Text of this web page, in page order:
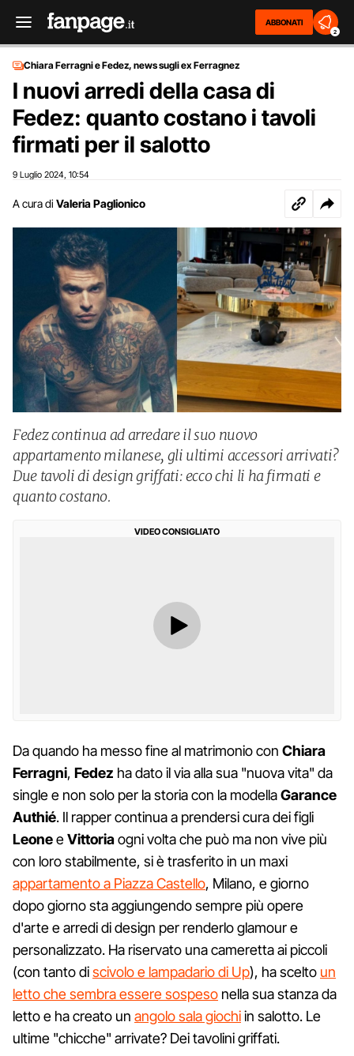
ABBONATI
2
Chiara Ferragni e Fedez, news sugli ex Ferragnez
I nuovi arredi della casa di
Fedez: quanto costano i tavoli
firmati per il salotto
9 Luglio 2024 10:54
A cura di Valeria Paglionico
Fedez continua ad arredare il suo nuovo
appartamento milanese, gli ultimi accessori arrivati?
Due tavoli di design griffati: ecco chi li ha firmati e
quanto costano.
VIDEO CONSIGLIATO
Da quando ha messo fine al matrimonio con Chiara
Ferragni, Fedez ha dato il via alla sua "nuova vita" da
single e non solo per la storia con la modellaGarance
Authié. Il rapper continua a prendersi cura dei figli
LeoneeVittoriaogni volta che può ma non vive più
con loro stabilmente, si è trasferito in un maxi
appartamento a Piazza Castello, Milano, e giorno
dopo giorno sta aggiungendo sempre più opere
d'arte e arredi di design per renderlo glamour e
personalizzato. Ha riservato una cameretta ai piccoli
(con tanto discivolo e lampadario di Up), ha scelto un
letto che sembra essere sospeso nella sua stanza da
letto e ha creato un angolo sala giochiin salotto. Le
ultime "chicche" arrivate? Dei tavolini griffati.